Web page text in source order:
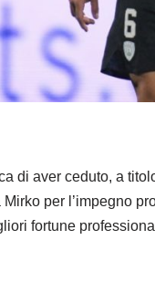
di aver ceduto, a
per l’impegno
fortune